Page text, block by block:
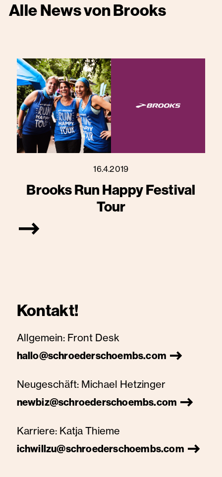
Alle News vonBrooks
16.4.2019
Brooks Run Happy Festival
Tour
Kontakt!
Allgemein: Front Desk
hallo@schroederschoembs.com
Neugeschäft: Michael Hetzinger
newbiz@schroederschoembs.com
Karriere: Katja Thieme
ichwillzu@schroederschoembs.com